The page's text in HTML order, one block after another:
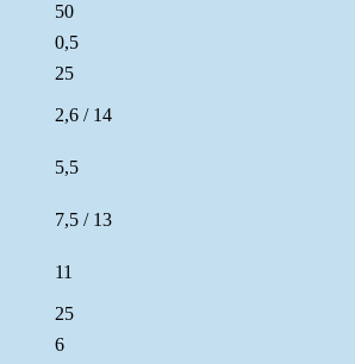
50
0,5
25
2,6 / 14
5,5
7,5 / 13
11
25
6